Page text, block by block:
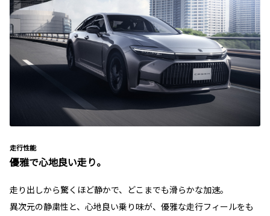
走行性能
優雅で心地良い走り。
走り出しから驚くほど静かで、どこまでも滑らかな加速。
異次元の静粛性と、心地良い乗り味が、優雅な走行フィールをも